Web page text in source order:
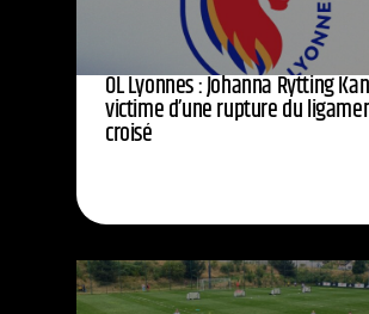
OL Lyonnes : Johanna Rytting
victime d’une rupture du
croisé